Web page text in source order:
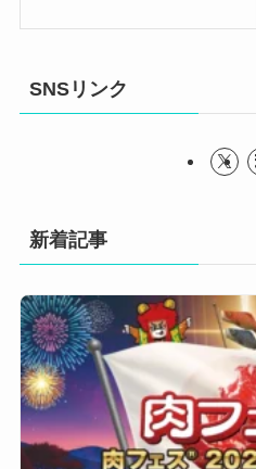
SNSリンク
新着記事